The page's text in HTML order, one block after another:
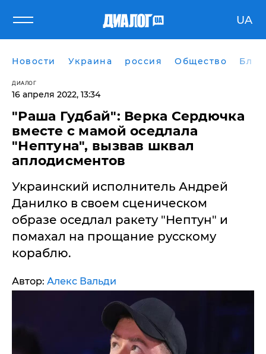
UA
Новости Украина россия Общество
ДИАЛОГ
16 апреля 2022, 13:34
"Раша Гудбай": Верка Сердючка
вместе с мамой оседлала
"Нептуна", вызвав шквал
аплодисментов
Украинский исполнитель Андрей
Данилко в своем сценическом
образе оседлал ракету "Нептун" и
помахал на прощание русскому
кораблю.
Автор: Алекс Вальди